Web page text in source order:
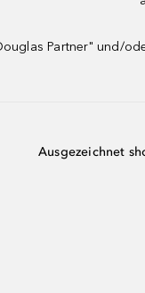
Partner" und/
Ausgezeichnet